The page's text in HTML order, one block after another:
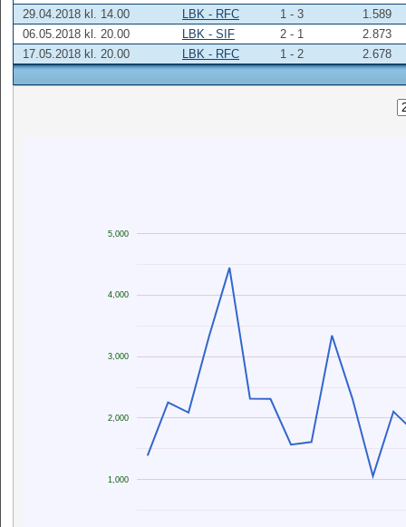
29.04.2018 kl. 14.00
LBK - RFC 1 - 3
1.589
06.05.2018 kl. 20.00
LBK - SIF 2 - 1
2.873
17.05.2018 kl. 20.00
LBK - RFC 1 - 2 2.678
1,000
2,000
3,000
4,000
5,000